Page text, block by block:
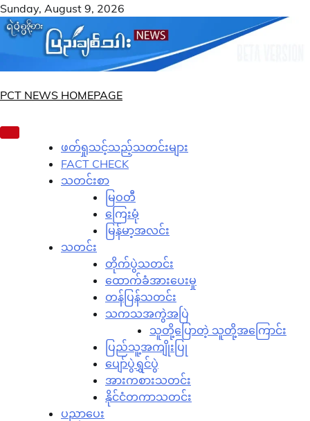
Skip
to
content
Sunday, August 9, 2026
PCT NEWS HOMEPAGE
ဖတ်ရှုသင့်သည့်သတင်းများ
FACT CHECK
သတင်းစာ
မြဝတီ
ကြေးမုံ
မြန်မာ့အလင်း
သတင်း
တိုက်ပွဲသတင်း
ထောက်ခံအားပေးမှု
တန်ပြန်သတင်း
သကသအကွဲအပြဲ
သူတို့ပြောတဲ့ သူတို့အကြောင်း
ပြည်သူ့အကျိုးပြု
ပျော်ပွဲရွှင်ပွဲ
အားကစားသတင်း
နိုင်ငံတကာသတင်း
ပညာပေး